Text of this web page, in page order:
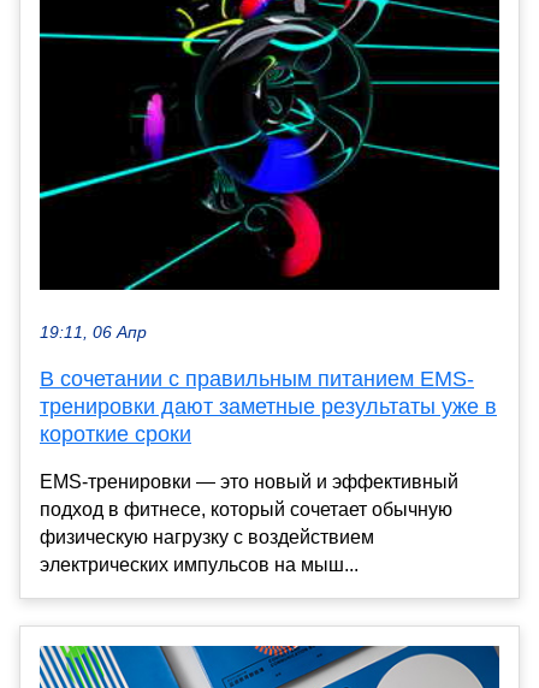
19:11, 06 Апр
В сочетании с правильным питанием EMS-
тренировки дают заметные результаты уже в
короткие сроки
EMS-тренировки — это новый и эффективный
подход в фитнесе, который сочетает обычную
физическую нагрузку с воздействием
электрических импульсов на мыш...